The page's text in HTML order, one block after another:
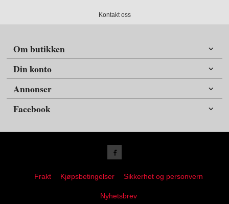
Kontakt oss
Om butikken
Din konto
Annonser
Facebook
Frakt Kjøpsbetingelser Sikkerhet og personvern
Nyhetsbrev